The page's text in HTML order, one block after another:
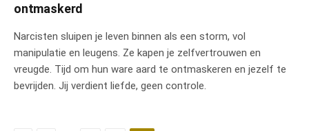
ontmaskerd
Narcisten sluipen je leven binnen als een storm, vol
manipulatie en leugens. Ze kapen je zelfvertrouwen en
vreugde. Tijd om hun ware aard te ontmaskeren en jezelf te
bevrijden. Jij verdient liefde, geen controle.